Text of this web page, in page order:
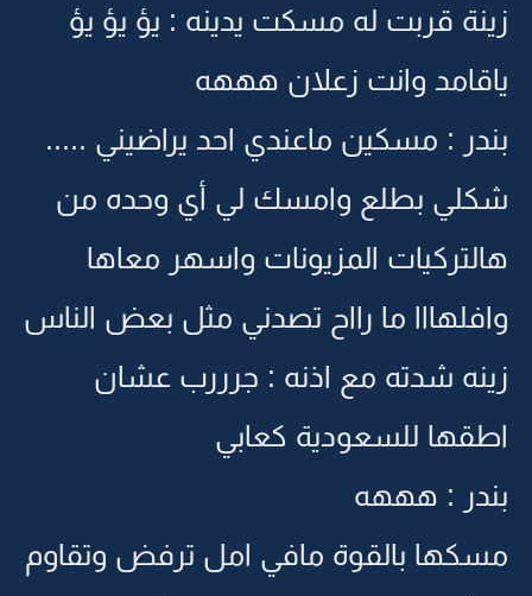
زينة قربت له مسكت يدينه : يؤ يؤ يؤ
ياقامد وانت زعلان هههه
بندر : مسكين ماعندي احد يراضيني .....
شكلي بطلع وامسك لي أي وحده من
هالتركيات المزيونات واسهر معاها
وافلهااا ما رااح تصدني مثل بعض الناس
زينه شدته مع اذنه : جرررب عشان
اطقها للسعودية كعابي
بندر : هههه
مسكها بالقوة مافي امل ترفض وتقاوم